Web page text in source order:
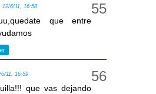
12/6/11, 16:58
que entre
6/11, 16:59
que vas dejando